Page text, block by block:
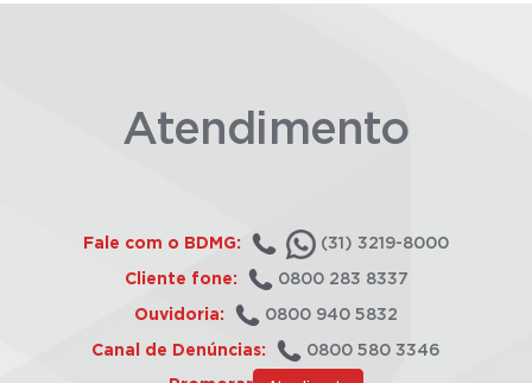
Atendimento
Fale com o BDMG: (31) 3219-8000
Cliente fone: 0800 283 8337
Ouvidoria: 0800 940 5832
Canal de Denúncias: 0800 580 3346